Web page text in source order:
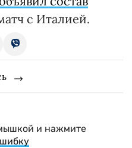
с Италией.
и нажмите